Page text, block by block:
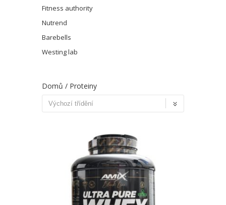
Fitness authority
Nutrend
Barebells
Westing lab
Domů / Proteiny